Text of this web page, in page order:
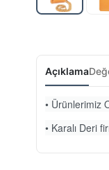
Açıklama
• Ürünlerimiz
• Karalı Deri